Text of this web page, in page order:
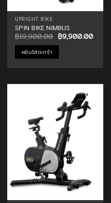
UPRIGHT BIKE
SPIN BIKE NIMBUS
฿19,900.00 Original
price
was:
฿9,900.00Current
฿
หยิบใส่ตะกร้า
Add to
Wishlist